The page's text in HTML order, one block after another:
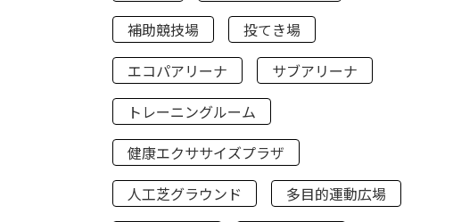
補助競技場
投てき場
エコパアリーナ
サブアリーナ
トレーニングルーム
健康エクササイズプラザ
人工芝グラウンド
多目的運動広場